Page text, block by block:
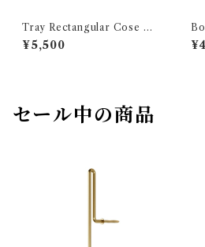
Tray Rectangular Cose M
SERAX
¥5,500
セール中の商品